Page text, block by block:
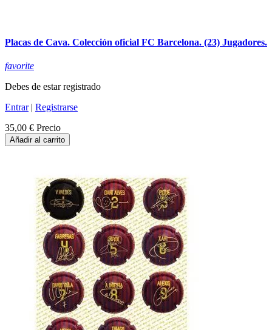
Placas de Cava. Colección oficial FC Barcelona. (23) Jugadores.
favorite
Debes de estar registrado
Entrar| Registrarse
35,00 € Precio
Añadir al carrito